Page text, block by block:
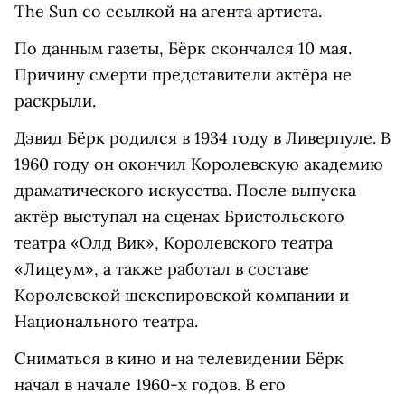
The Sun со ссылкой на агента артиста.
По данным газеты, Бёрк скончался 10 мая.
Причину смерти представители актёра не
раскрыли.
Дэвид Бёрк родился в 1934 году в Ливерпуле. В
1960 году он окончил Королевскую академию
драматического искусства. После выпуска
актёр выступал на сценах Бристольского
театра «Олд Вик», Королевского театра
«Лицеум», а также работал в составе
Королевской шекспировской компании и
Национального театра.
Сниматься в кино и на телевидении Бёрк
начал в начале 1960-х годов. В его